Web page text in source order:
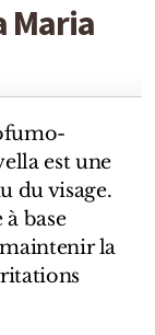
Maria
est une
du visage.
base
la